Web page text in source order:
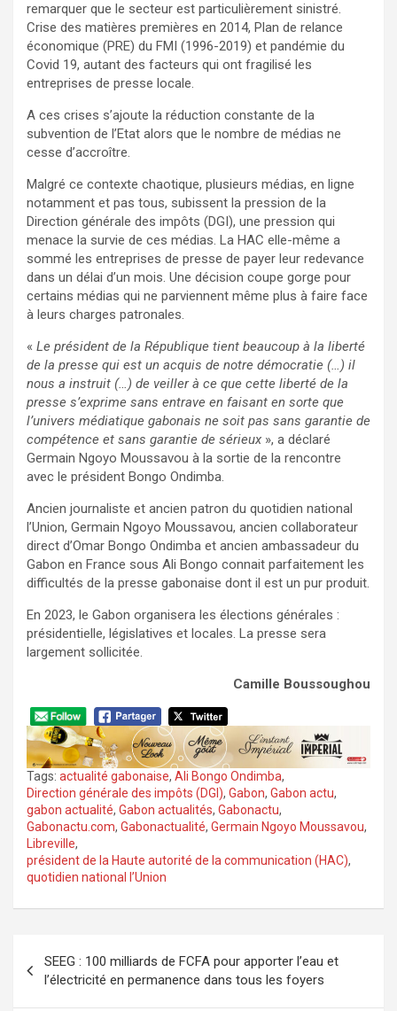
remarquer que le secteur est particulièrement sinistré.
Crise des matières premières en 2014, Plan de relance
économique (PRE) du FMI (1996-2019) et pandémie du
Covid 19, autant des facteurs qui ont fragilisé les
entreprises de presse locale.
A ces crises s’ajoute la réduction constante de la
subvention de l’Etat alors que le nombre de médias ne
cesse d’accroître.
Malgré ce contexte chaotique, plusieurs médias, en ligne
notamment et pas tous, subissent la pression de la
Direction générale des impôts (DGI), une pression qui
menace la survie de ces médias. La HAC elle-même a
sommé les entreprises de presse de payer leur redevance
dans un délai d’un mois. Une décision coupe gorge pour
certains médias qui ne parviennent même plus à faire face
à leurs charges patronales.
« Le président de la République tient beaucoup à la liberté
de la presse qui est un acquis de notre démocratie (…) il
nous a instruit (…) de veiller à ce que cette liberté de la
presse s’exprime sans entrave en faisant en sorte que
l’univers médiatique gabonais ne soit pas sans garantie de
compétence et sans garantie de sérieux », a déclaré
Germain Ngoyo Moussavou à la sortie de la rencontre
avec le président Bongo Ondimba.
Ancien journaliste et ancien patron du quotidien national
l’Union, Germain Ngoyo Moussavou, ancien collaborateur
direct d’Omar Bongo Ondimba et ancien ambassadeur du
Gabon en France sous Ali Bongo connait parfaitement les
difficultés de la presse gabonaise dont il est un pur produit.
En 2023, le Gabon organisera les élections générales :
présidentielle, législatives et locales. La presse sera
largement sollicitée.
Camille Boussoughou
Tags: actualité gabonaise, Ali Bongo Ondimba,
Direction générale des impôts (DGI), Gabon, Gabon actu,
gabon actualité, Gabon actualités, Gabonactu,
Gabonactu.com, Gabonactualité, Germain Ngoyo Moussavou,
Libreville,
président de la Haute autorité de la communication (HAC),
quotidien national l’Union
de
l’article
SEEG : 100 milliards de FCFA pour apporter l’eau et
l’électricité en permanence dans tous les foyers